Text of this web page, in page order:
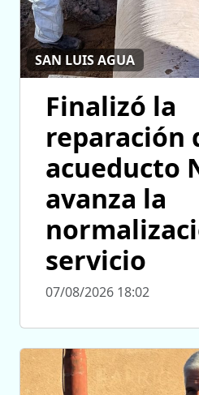
SAN LUIS AGUA
Finalizó la
reparación
acueducto
avanza la
servicio
07/08/2026 18:02